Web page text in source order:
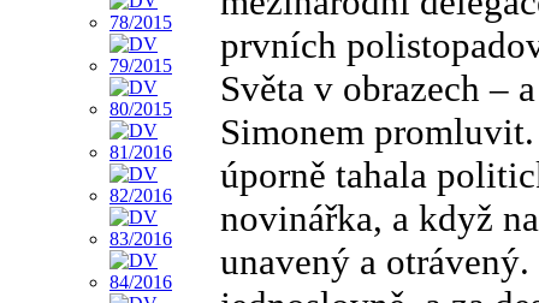
prvních
Světa v obrazech –
Simonem
úporně tahala
novinářka, a když
unavený a